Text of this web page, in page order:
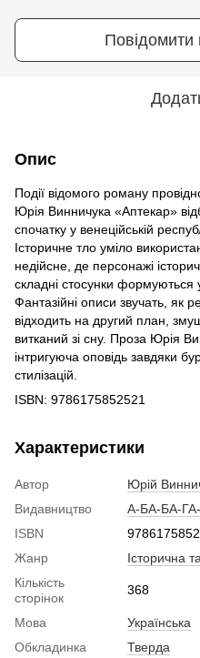
Повідомити
Опис
Події відомого роману
Юрія Винничука «Аптекар»
спочатку у венеційській
Історичне тло уміло
недійсне, де персонажі
складні стосунки формуються
Фантазійні описи звучать, як
відходить на другий план,
витканий зі сну. Проза Юрія
інтригуюча оповідь завдяки
стилізацій.
ISBN: 9786175852521
Характеристики
Автор
Юрій
Видавництво
А-БА-БА-
ISBN
Жанр
Історична
Кількість
сторінок
368
Мова
Українська
Обкладинка
Тверда